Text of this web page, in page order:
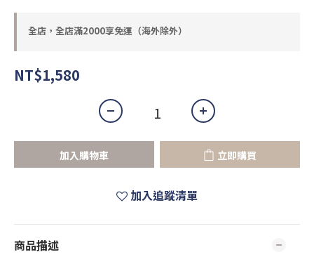
全店，全店滿2000享免運（海外除外）
NT$1,580
加入購物車 立即購買
加入追蹤清單
商品描述